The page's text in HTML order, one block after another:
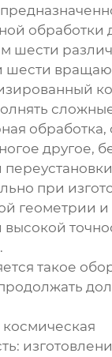
обработки
шести
шести
другое,
при
геометрии и
такое